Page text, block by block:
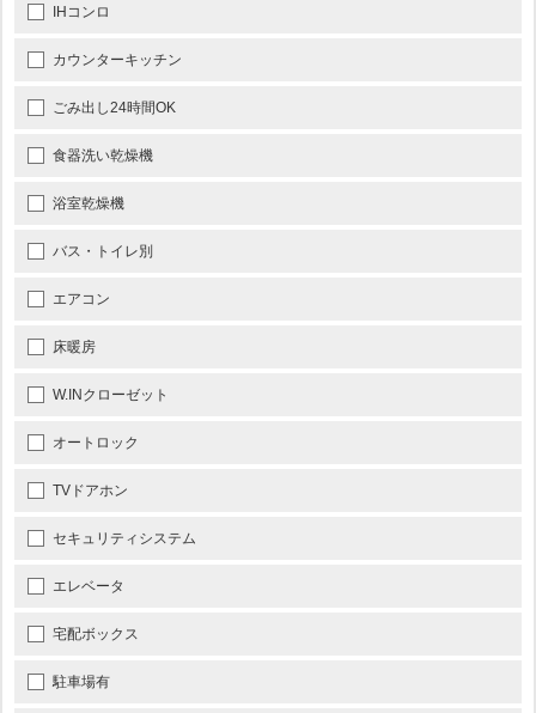
IHコンロ
カウンターキッチン
ごみ出し24時間OK
食器洗い乾燥機
浴室乾燥機
バス・トイレ別
エアコン
床暖房
W.INクローゼット
オートロック
TVドアホン
セキュリティシステム
エレベータ
宅配ボックス
駐車場有